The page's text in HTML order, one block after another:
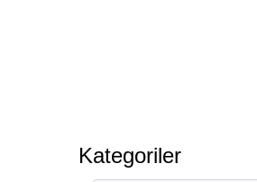
Kategoriler